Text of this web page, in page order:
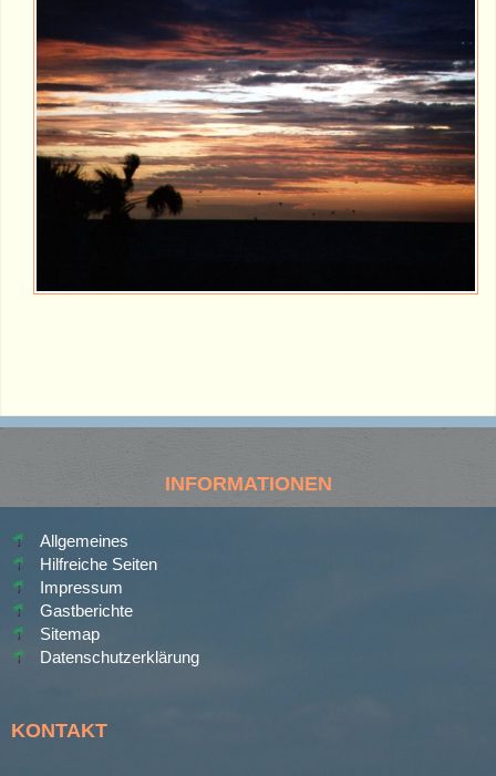
INFORMATIONEN
Allgemeines
Hilfreiche Seiten
Impressum
Gastberichte
Sitemap
Datenschutzerklärung
KONTAKT